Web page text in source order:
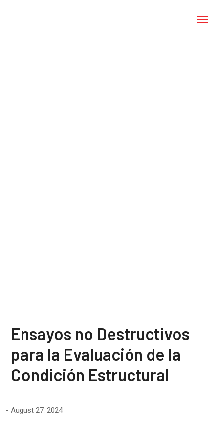
Ensayos no Destructivos
para la Evaluación de la
Condición Estructural
August 27, 2024